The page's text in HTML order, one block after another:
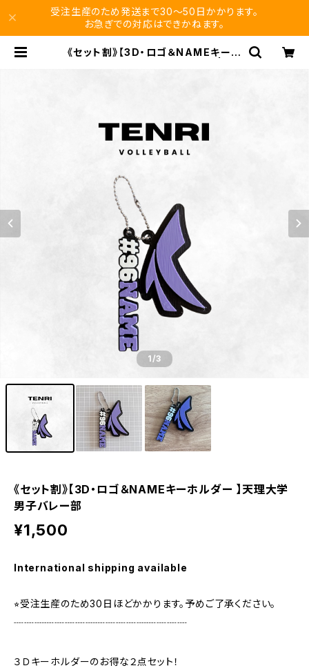
受注生産のため発送まで30〜50日かかります。
お急ぎでの対応はできかねます。
《セット割》【3D・ロゴ＆NAMEキーホ
1/3
《セット割》【3D・ロゴ＆NAMEキーホルダー 】天理大学
男子バレー部
¥1,500
International shipping available
⭐︎受注生産のため30日ほどかかります。予めご了承ください。
┈┈┈┈┈┈┈┈┈┈┈┈┈┈┈┈┈
３Ｄキーホルダーのお得な２点セット！